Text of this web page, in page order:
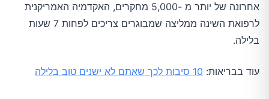
אחרונה של יותר מ -5,000 מחקרים, האקדמיה האמריקנית
לרפואת השינה ממליצה שמבוגרים צריכים לפחות 7 שעות
בלילה.
עוד בבריאות: 10 סיבות לכך שאתם לא ישנים טוב בלילה